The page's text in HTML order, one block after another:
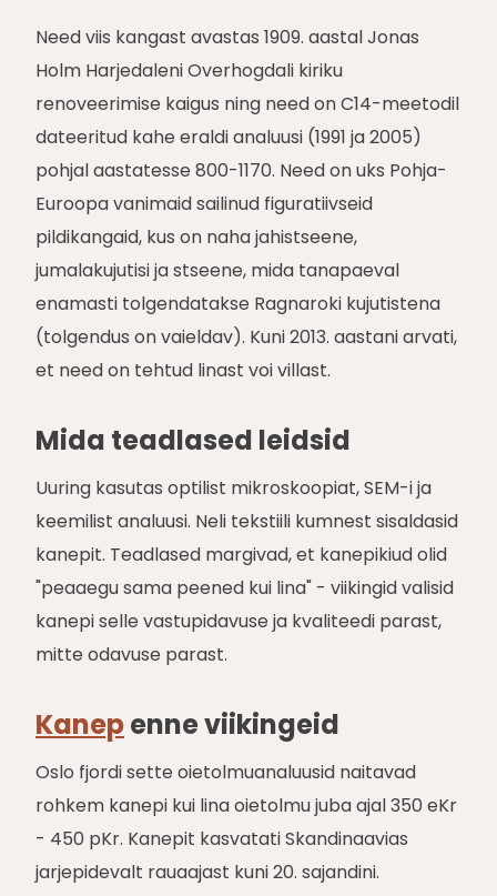
Need viis kangast avastas 1909. aastal Jonas
Holm Harjedaleni Overhogdali kiriku
renoveerimise kaigus ning need on C14-meetodil
dateeritud kahe eraldi analuusi (1991 ja 2005)
pohjal aastatesse 800-1170. Need on uks Pohja-
Euroopa vanimaid sailinud figuratiivseid
pildikangaid, kus on naha jahistseene,
jumalakujutisi ja stseene, mida tanapaeval
enamasti tolgendatakse Ragnaroki kujutistena
(tolgendus on vaieldav). Kuni 2013. aastani arvati,
et need on tehtud linast voi villast.
Mida teadlased leidsid
Uuring kasutas optilist mikroskoopiat, SEM-i ja
keemilist analuusi. Neli tekstiili kumnest sisaldasid
kanepit. Teadlased margivad, et kanepikiud olid
"peaaegu sama peened kui lina" - viikingid valisid
kanepi selle vastupidavuse ja kvaliteedi parast,
mitte odavuse parast.
Kanep enne viikingeid
Oslo fjordi sette oietolmuanaluusid naitavad
rohkem kanepi kui lina oietolmu juba ajal 350 eKr
- 450 pKr. Kanepit kasvatati Skandinaavias
jarjepidevalt rauaajast kuni 20. sajandini.